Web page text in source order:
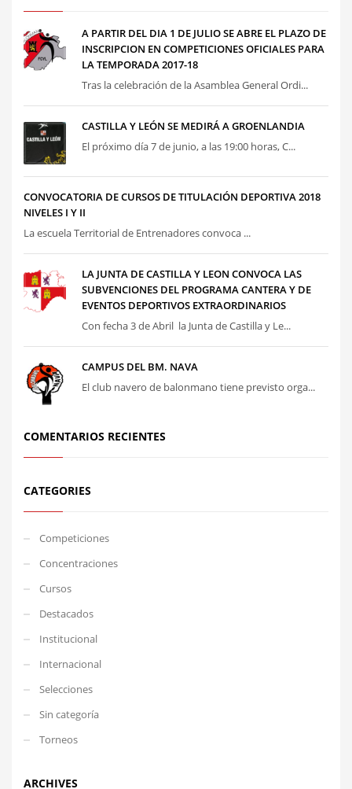
A PARTIR DEL DIA 1 DE JULIO SE ABRE EL PLAZO DE
INSCRIPCION EN COMPETICIONES OFICIALES PARA
LA TEMPORADA 2017-18
Tras la celebración de la Asamblea General Ordi...
CASTILLA Y LEÓN SE MEDIRÁ A GROENLANDIA
El próximo día 7 de junio, a las 19:00 horas, C...
CONVOCATORIA DE CURSOS DE TITULACIÓN DEPORTIVA 2018
NIVELES I Y II
La escuela Territorial de Entrenadores convoca ...
LA JUNTA DE CASTILLA Y LEON CONVOCA LAS
SUBVENCIONES DEL PROGRAMA CANTERA Y DE
EVENTOS DEPORTIVOS EXTRAORDINARIOS
Con fecha 3 de Abril la Junta de Castilla y Le...
CAMPUS DEL BM. NAVA
El club navero de balonmano tiene previsto orga...
COMENTARIOS RECIENTES
CATEGORIES
Competiciones
Concentraciones
Cursos
Destacados
Institucional
Internacional
Selecciones
Sin categoría
Torneos
ARCHIVES